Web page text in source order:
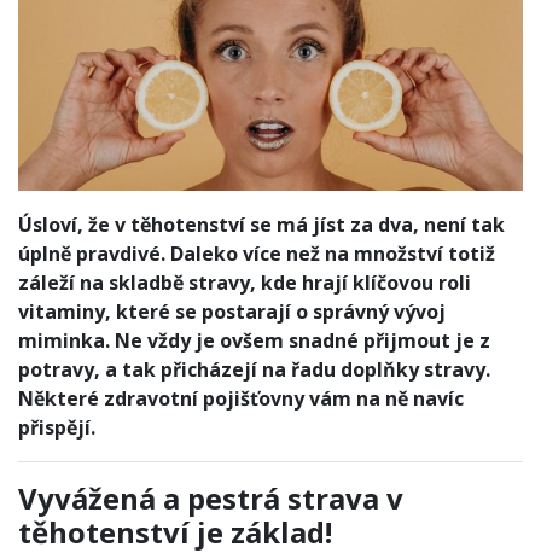
Úsloví, že v těhotenství se má jíst za dva, není tak
úplně pravdivé. Daleko více než na množství totiž
záleží na skladbě stravy, kde hrají klíčovou roli
vitaminy, které se postarají o správný vývoj
miminka. Ne vždy je ovšem snadné přijmout je z
potravy, a tak přicházejí na řadu doplňky stravy.
Některé zdravotní pojišťovny vám na ně navíc
přispějí.
Vyvážená a pestrá strava v
těhotenství je základ!